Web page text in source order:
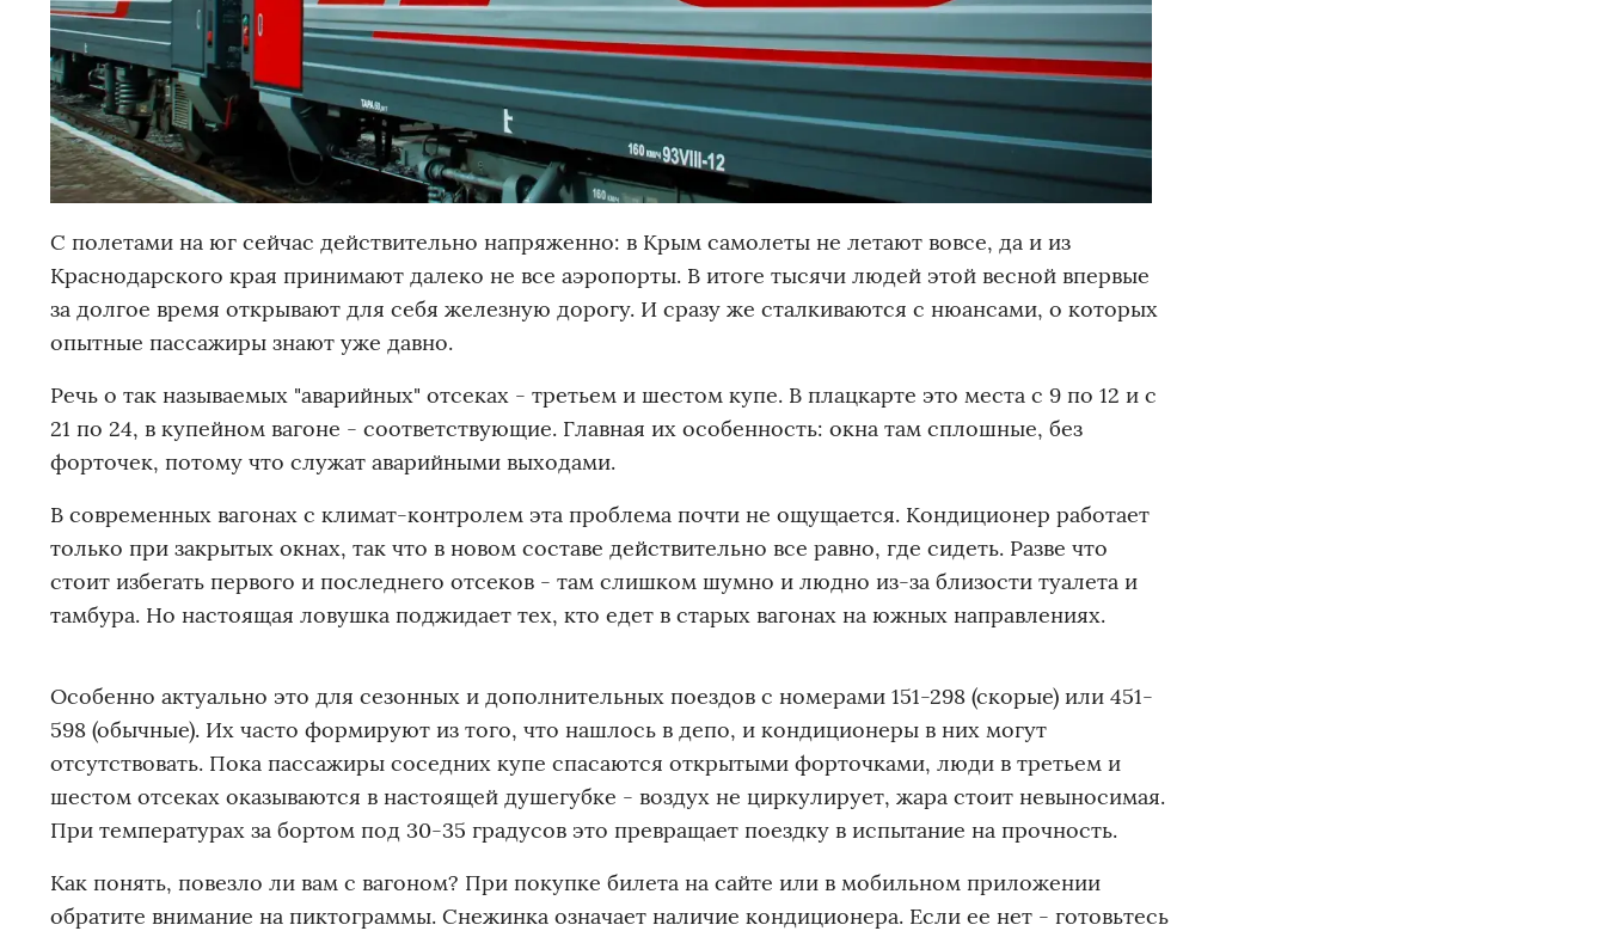
С полетами на юг сейчас действительно напряженно: в Крым самолеты не летают вовсе, да и из
Краснодарского края принимают далеко не все аэропорты. В итоге тысячи людей этой весной впервые
за долгое время открывают для себя железную дорогу. И сразу же сталкиваются с нюансами, о которых
опытные пассажиры знают уже давно.
Речь о так называемых "аварийных" отсеках - третьем и шестом купе. В плацкарте это места с 9 по 12 и с
21 по 24, в купейном вагоне - соответствующие. Главная их особенность: окна там сплошные, без
форточек, потому что служат аварийными выходами.
В современных вагонах с климат-контролем эта проблема почти не ощущается. Кондиционер работает
только при закрытых окнах, так что в новом составе действительно все равно, где сидеть. Разве что
стоит избегать первого и последнего отсеков - там слишком шумно и людно из-за близости туалета и
тамбура. Но настоящая ловушка поджидает тех, кто едет в старых вагонах на южных направлениях.
Особенно актуально это для сезонных и дополнительных поездов с номерами 151-298 (скорые) или 451-
598 (обычные). Их часто формируют из того, что нашлось в депо, и кондиционеры в них могут
отсутствовать. Пока пассажиры соседних купе спасаются открытыми форточками, люди в третьем и
шестом отсеках оказываются в настоящей душегубке - воздух не циркулирует, жара стоит невыносимая.
При температурах за бортом под 30-35 градусов это превращает поездку в испытание на прочность.
Как понять, повезло ли вам с вагоном? При покупке билета на сайте или в мобильном приложении
обратите внимание на пиктограммы. Снежинка означает наличие кондиционера. Если ее нет - готовьтесь